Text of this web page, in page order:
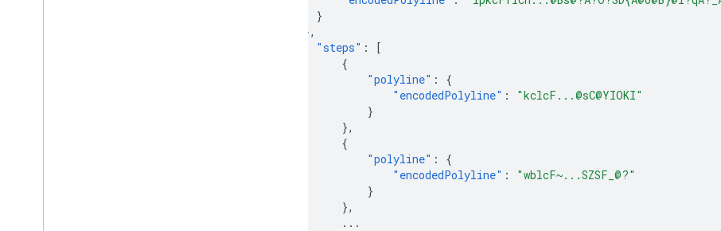
}
},
"steps" :
[
{
"polyline" :
{
"encodedPolyline" :
"kclcF...@sC@YIOKI"
}
},
{
"polyline" :
{
"encodedPolyline" :
"wblcF~...SZSF_@?"
}
},
...